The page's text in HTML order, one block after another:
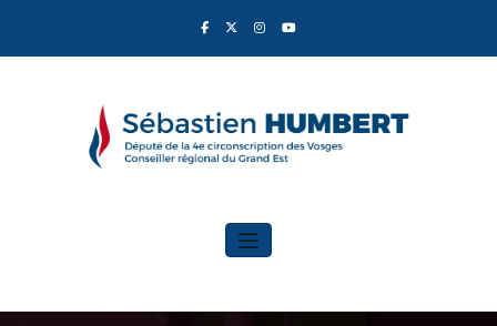
contenu
Sébastien Humbert